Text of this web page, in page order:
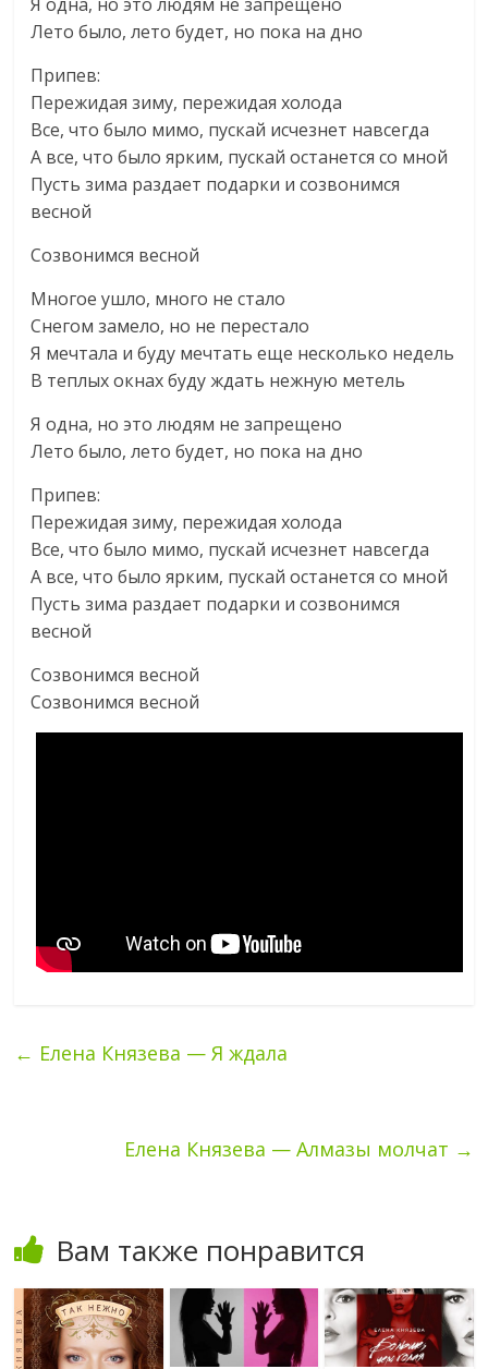
Лето было, лето будет, но пока на дно
Припев:
Пережидая зиму, пережидая холода
Все, что было мимо, пускай исчезнет навсегда
А все, что было ярким, пускай останется со мной
Пусть зима раздает подарки и созвонимся
весной
Созвонимся весной
Многое ушло, много не стало
Снегом замело, но не перестало
Я мечтала и буду мечтать еще несколько недель
В теплых окнах буду ждать нежную метель
Я одна, но это людям не запрещено
Лето было, лето будет, но пока на дно
Припев:
Пережидая зиму, пережидая холода
Все, что было мимо, пускай исчезнет навсегда
А все, что было ярким, пускай останется со мной
Пусть зима раздает подарки и созвонимся
весной
Созвонимся весной
Созвонимся весной
← Елена Князева — Я ждала
Елена Князева — Алмазы молчат →
Вам также понравится